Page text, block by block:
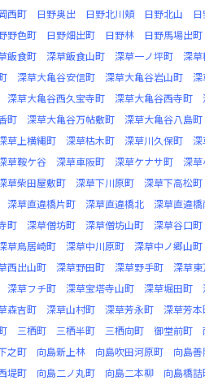
西町 日野奥出 日野北川頬 日野北山
野色町 日野畑出町 日野林 日野馬場出町
飯食町 深草飯食山町 深草一ノ坪町 深
深草大亀谷安信町 深草大亀谷岩山町
深草大亀谷西久宝寺町 深草大亀谷西寺町
町 深草大亀谷万帖敷町 深草大亀谷八島町
草上横縄町 深草枯木町 深草川久保町
草鞍ケ谷 深草車阪町 深草ケナサ町 深
草柴田屋敷町 深草下川原町 深草下高松町
深草直違橋片町 深草直違橋北 深草直違橋
町 深草僧坊町 深草僧坊山町 深草谷口町
草鳥居崎町 深草中川原町 深草中ノ郷山町
西出山町 深草野田町 深草野手町 深草
深草フチ町 深草宝塔寺山町 深草堀田町
森吉町 深草山村町 深草芳永町 深草芳本
三栖町 三栖半町 三栖向町 御堂前町
之町 向島新上林 向島吹田河原町 向島
堤町 向島二ノ丸町 向島二本柳 向島橋詰